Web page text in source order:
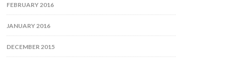
FEBRUARY 2016
JANUARY 2016
DECEMBER 2015